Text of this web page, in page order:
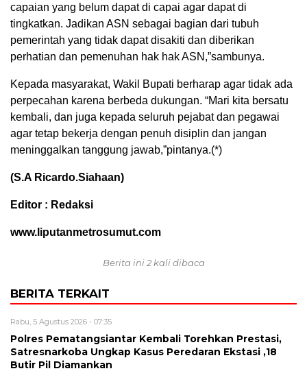
capaian yang belum dapat di capai agar dapat di
tingkatkan. Jadikan ASN sebagai bagian dari tubuh
pemerintah yang tidak dapat disakiti dan diberikan
perhatian dan pemenuhan hak hak ASN,”sambunya.
Kepada masyarakat, Wakil Bupati berharap agar tidak ada
perpecahan karena berbeda dukungan. “Mari kita bersatu
kembali, dan juga kepada seluruh pejabat dan pegawai
agar tetap bekerja dengan penuh disiplin dan jangan
meninggalkan tanggung jawab,”pintanya.(*)
(S.A Ricardo.Siahaan)
Editor : Redaksi
www.liputanmetrosumut.com
Berita ini 2 kali dibaca
BERITA TERKAIT
Rabu, 5 Agustus 2026 - 07:35
Polres Pematangsiantar Kembali Torehkan Prestasi,
Satresnarkoba Ungkap Kasus Peredaran Ekstasi ,18
Butir Pil Diamankan